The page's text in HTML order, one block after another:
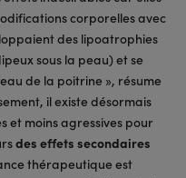
corporelles avec
des lipoatrophies
sous la peau) et se
de la poitrine », résume
il existe désormais
et moins agressives pour
des effets secondaires
thérapeutique est